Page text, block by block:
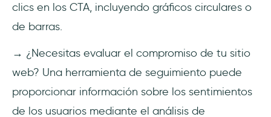
clics en los CTA, incluyendo gráficos circulares o
de barras.
→ ¿Necesitas evaluar el compromiso de tu sitio
web? Una herramienta de seguimiento puede
proporcionar información sobre los sentimientos
de los usuarios mediante el análisis de